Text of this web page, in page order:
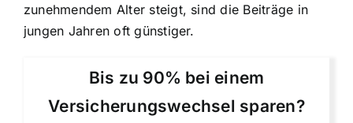
zunehmendem Alter steigt, sind die Beiträge in
jungen Jahren oft günstiger.
Bis zu 90% bei einem
Versicherungswechsel sparen?